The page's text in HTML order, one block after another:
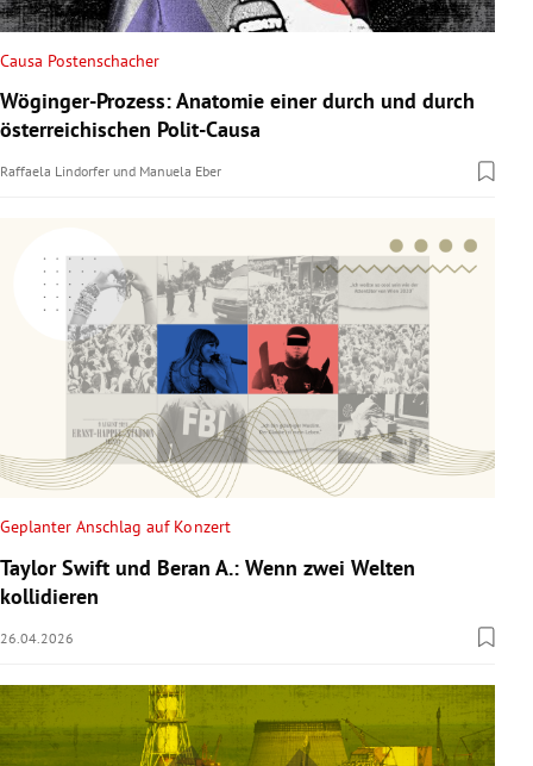
Causa Postenschacher
Wöginger-Prozess: Anatomie einer durch und durch
österreichischen Polit-Causa
Raffaela Lindorfer und Manuela Eber
Geplanter Anschlag auf Konzert
Taylor Swift und Beran A.: Wenn zwei Welten
kollidieren
26.04.2026